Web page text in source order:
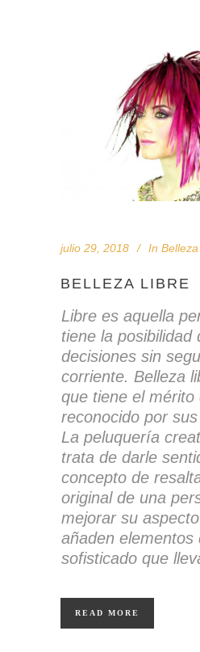
julio 29, 2018 In Belleza
BELLEZA LIBRE
Libre es aquella
tiene la posibilidad
decisiones sin
corriente. Belleza
que tiene el mérito
reconocido por
La peluquería
trata de darle
concepto de
original de una
mejorar su
añaden elementos
sofisticado que
READ MORE